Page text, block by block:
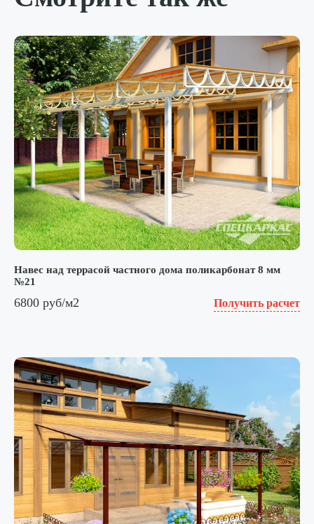
Навес над террасой частного дома поликарбонат 8 мм
№21
6800 руб/м2 Получить расчет